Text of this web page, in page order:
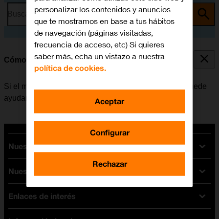
Busca por problema o tema
Cómo reiniciar el móvil
Si el móvil funciona muy lentamente o no responde, puede
ayudar el reiniciarlo.
Nuestras tarifas
Tarifas Orange
Tarifas fibra y móvil
Tarifas móviles
Tarifas internet y fibra
Nuestros dispositivos
Ofertas en móviles
iPhone
Enlaces de interés
personalizar los contenidos y anuncios
que te mostramos en base a tus hábitos
de navegación (páginas visitadas,
frecuencia de acceso, etc) Si quieres
saber más, echa un vistazo a nuestra
política de cookies.
Configurar
Rechazar
Aceptar